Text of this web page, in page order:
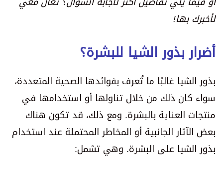
لأخبرك بها!
أضرار بذور الشيا للبشرة؟
بذور الشيا غالبًا ما تُعرف بفوائدها الصحية المتعددة،
سواء كان ذلك من خلال تناولها أو استخدامها في
منتجات العناية بالبشرة. ومع ذلك، قد تكون هناك
بعض الآثار الجانبية أو المخاطر المحتملة عند استخدام
بذور الشيا على البشرة. وهي تشمل: